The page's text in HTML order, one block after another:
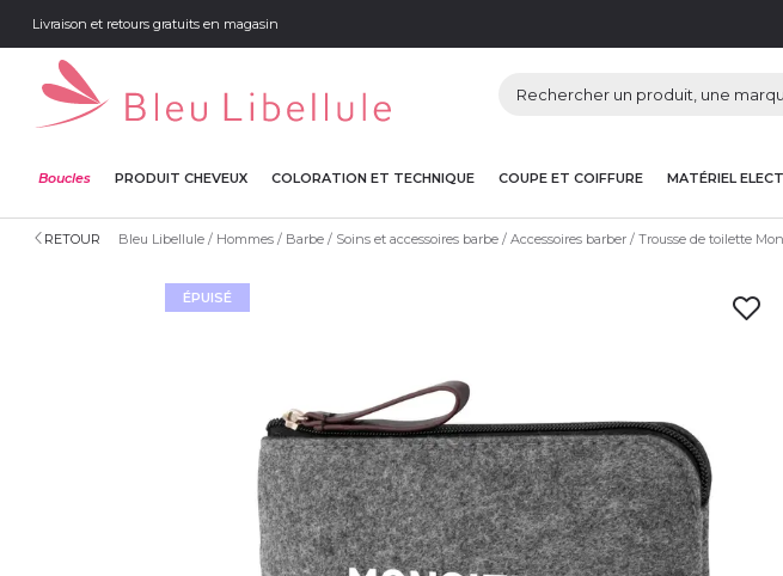
Livraison et retours gratuits en magasin
Boucles PRODUIT CHEVEUX COLORATION ET TECHNIQUE COUPE ET COIFFURE MATÉRIEL
RETOUR Bleu Libellule Hommes Barbe Soins et accessoires barbe Accessoires barber Trousse de toilette
ÉPUISÉ